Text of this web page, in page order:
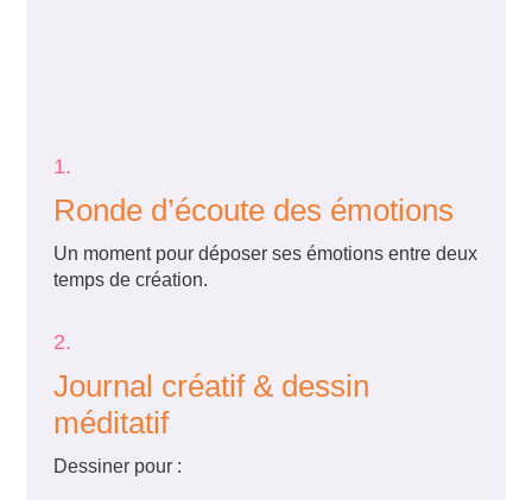
1.
Ronde d’écoute des émotions
Un moment pour déposer ses émotions entre deux
temps de création.
2.
Journal créatif & dessin
méditatif
Dessiner pour :